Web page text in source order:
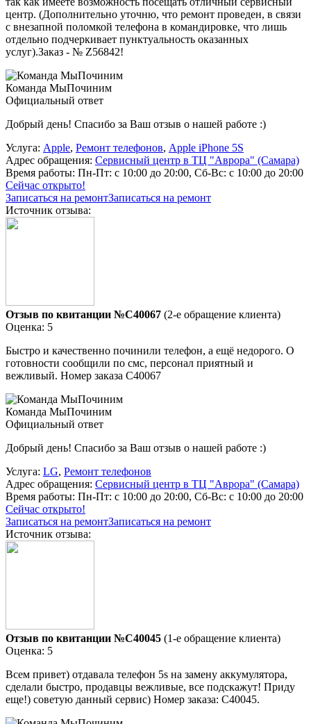
центр. (Дополнительно уточню, что ремонт проведен, в связи
с внезапной поломкой телефона в командировке, что лишь
отдельно подчеркивает пунктуальность оказанных
услуг).Заказ - № Z56842!
Команда МыПочиним
Официальный ответ
Добрый день! Спасибо за Ваш отзыв о нашей работе :)
Услуга: Apple, Ремонт телефонов, Apple iPhone 5S
Адрес обращения: Сервисный центр в ТЦ "Аврора" (Самара)
Время работы: Пн-Пт: с 10:00 до 20:00, Сб-Вс: с 10:00 до 20:00
Сейчас открыто!
Записаться на ремонтЗаписаться на ремонт
Источник отзыва:
Отзыв по квитанции №C40067 (2-е обращение клиента)
Оценка: 5
Быстро и качественно починили телефон, а ещё недорого. О
готовности сообщили по смс, персонал приятный и
вежливый. Номер заказа С40067
Команда МыПочиним
Официальный ответ
Добрый день! Спасибо за Ваш отзыв о нашей работе :)
Услуга: LG, Ремонт телефонов
Адрес обращения: Сервисный центр в ТЦ "Аврора" (Самара)
Время работы: Пн-Пт: с 10:00 до 20:00, Сб-Вс: с 10:00 до 20:00
Сейчас открыто!
Записаться на ремонтЗаписаться на ремонт
Источник отзыва:
Отзыв по квитанции №C40045 (1-е обращение клиента)
Оценка: 5
Всем привет) отдавала телефон 5s на замену аккумулятора,
сделали быстро, продавцы вежливые, все подскажут! Приду
еще!) советую данный сервис) Номер заказа: C40045.